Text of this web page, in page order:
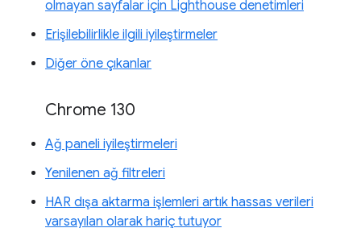
olmayan sayfalar için Lighthouse denetimleri
Erişilebilirlikle ilgili iyileştirmeler
Diğer öne çıkanlar
Chrome 130
Ağ paneli iyileştirmeleri
Yenilenen ağ filtreleri
HAR dışa aktarma işlemleri artık hassas verileri
varsayılan olarak hariç tutuyor